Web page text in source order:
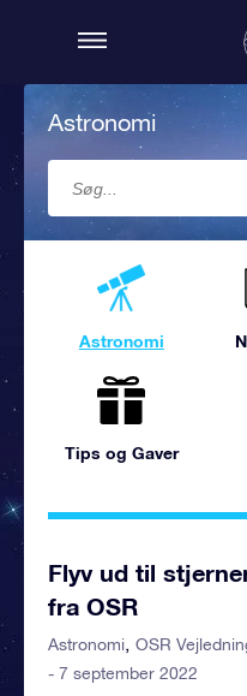
Astronomi
Astronomi
Tips og Gaver
Flyv ud til
fra OSR
Astronomi OSR
- 7 september 2022